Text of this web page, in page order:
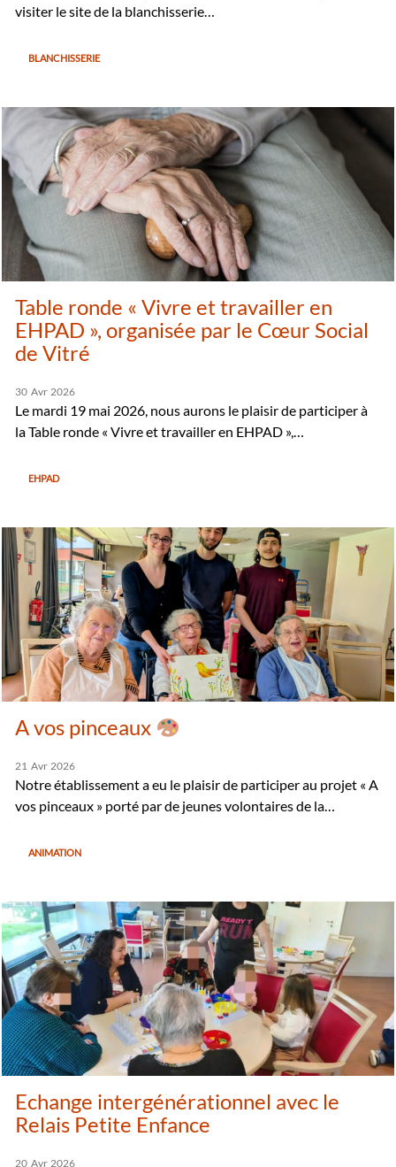
visiter le site de la blanchisserie…
BLANCHISSERIE
Table ronde « Vivre et travailler en
EHPAD », organisée par le Cœur Social
de Vitré
30 Avr 2026
Le mardi 19 mai 2026, nous aurons le plaisir de participer à
la Table ronde « Vivre et travailler en EHPAD »,…
EHPAD
A vos pinceaux
21 Avr 2026
Notre établissement a eu le plaisir de participer au projet « A
vos pinceaux » porté par de jeunes volontaires de la…
ANIMATION
Echange intergénérationnel avec le
Relais Petite Enfance
20 Avr 2026